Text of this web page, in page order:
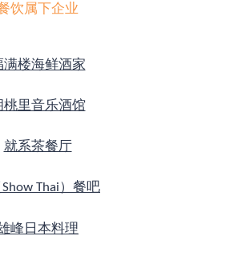
饮属下企业
满楼海鲜酒家
桃里音乐酒馆
就系茶餐厅
Thai） 餐吧
峰日本料理